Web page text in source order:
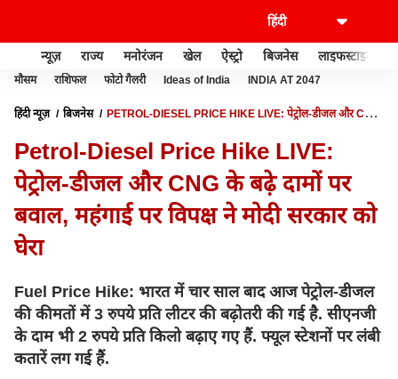
न्यूज़ राज्य मनोरंजन खेल ऐस्ट्रो बिजनेस लाइफस्टाइल
मौसम राशिफल फोटो गैलरी Ideas of India INDIA AT 2047
हिंदी न्यूज़ बिजनेस
PETROL-DIESEL PRICE HIKE LIVE: पेट्रोल-डीजल और CNG
Petrol-Diesel Price Hike LIVE:
पेट्रोल-डीजल और CNG के बढ़े दामों पर
बवाल, महंगाई पर विपक्ष ने मोदी सरकार को
घेरा
Fuel Price Hike: भारत में चार साल बाद आज पेट्रोल-डीजल
की कीमतों में 3 रुपये प्रति लीटर की बढ़ोतरी की गई है. सीएनजी
के दाम भी 2 रुपये प्रति किलो बढ़ाए गए हैं. फ्यूल स्टेशनों पर लंबी
कतारें लग गई हैं.